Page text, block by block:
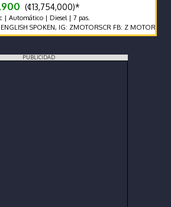
(¢13,754,000)*
| Automático | Diesel | 7 pas.
SPOKEN, IG: ZMOTORSCR FB: Z MOTORS.
PUBLICIDAD